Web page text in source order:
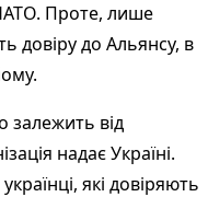
Проте, лише
довіру до Альянсу, в
залежить від
надає Україні.
які довіряють